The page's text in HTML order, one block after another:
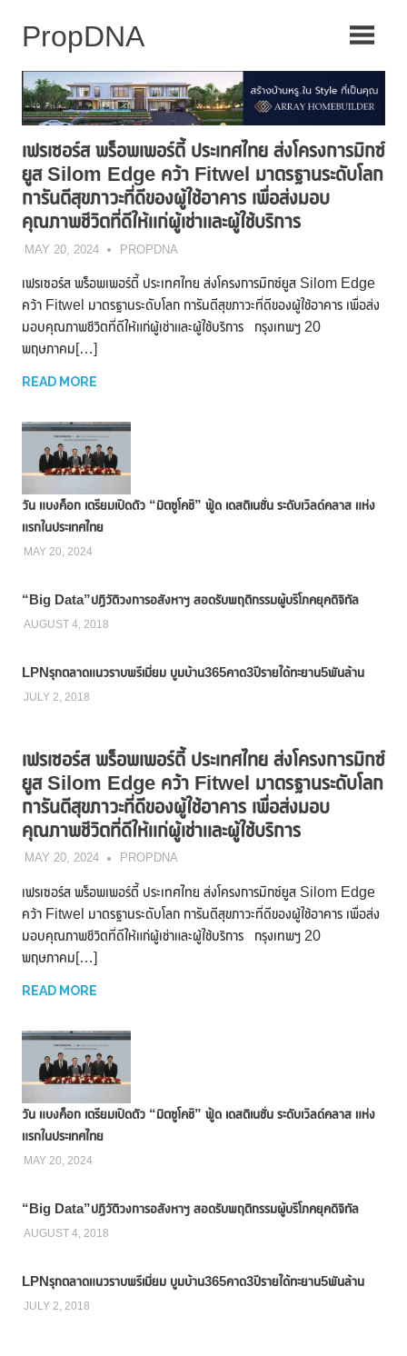
เฟรเซอร์ส พร็อพเพอร์ตี้ ประเทศไทย ส่งโครงการมิกซ์
ยูส Silom Edge คว้า Fitwel มาตรฐานระดับโลก
การันตีสุขภาวะที่ดีของผู้ใช้อาคาร เพื่อส่งมอบ
คุณภาพชีวิตที่ดีให้แก่ผู้เช่าและผู้ใช้บริการ
MAY 20, 2024 PROPDNA
เฟรเซอร์ส พร็อพเพอร์ตี้ ประเทศไทย ส่งโครงการมิกซ์ยูส Silom Edge
คว้า Fitwel มาตรฐานระดับโลก การันตีสุขภาวะที่ดีของผู้ใช้อาคาร เพื่อส่ง
มอบคุณภาพชีวิตที่ดีให้แก่ผู้เช่าและผู้ใช้บริการ กรุงเทพฯ 20
พฤษภาคม[…]
READ MORE
วัน แบงค็อก เตรียมเปิดตัว “มิตซูโคชิ” ฟู้ด เดสติเนชั่น ระดับเวิลด์คลาส แห่ง
แรกในประเทศไทย
MAY 20, 2024
“Big Data”ปฏิวัติวงการอสังหาฯ สอดรับพฤติกรรมผู้บริโภคยุคดิจิทัล
AUGUST 4, 2018
LPNรุกตลาดแนวราบพรีเมี่ยม บูมบ้าน365คาด3ปีรายได้ทะยาน5พันล้าน
JULY 2, 2018
เฟรเซอร์ส พร็อพเพอร์ตี้ ประเทศไทย ส่งโครงการมิกซ์
ยูส Silom Edge คว้า Fitwel มาตรฐานระดับโลก
การันตีสุขภาวะที่ดีของผู้ใช้อาคาร เพื่อส่งมอบ
คุณภาพชีวิตที่ดีให้แก่ผู้เช่าและผู้ใช้บริการ
MAY 20, 2024 PROPDNA
เฟรเซอร์ส พร็อพเพอร์ตี้ ประเทศไทย ส่งโครงการมิกซ์ยูส Silom Edge
คว้า Fitwel มาตรฐานระดับโลก การันตีสุขภาวะที่ดีของผู้ใช้อาคาร เพื่อส่ง
มอบคุณภาพชีวิตที่ดีให้แก่ผู้เช่าและผู้ใช้บริการ กรุงเทพฯ 20
พฤษภาคม[…]
READ MORE
วัน แบงค็อก เตรียมเปิดตัว “มิตซูโคชิ” ฟู้ด เดสติเนชั่น ระดับเวิลด์คลาส แห่ง
แรกในประเทศไทย
MAY 20, 2024
“Big Data”ปฏิวัติวงการอสังหาฯ สอดรับพฤติกรรมผู้บริโภคยุคดิจิทัล
AUGUST 4, 2018
LPNรุกตลาดแนวราบพรีเมี่ยม บูมบ้าน365คาด3ปีรายได้ทะยาน5พันล้าน
JULY 2, 2018